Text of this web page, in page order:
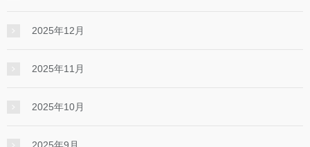
2025年12月
2025年11月
2025年10月
2025年9月